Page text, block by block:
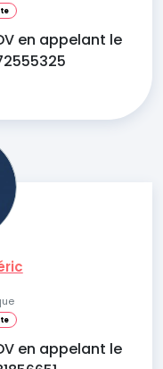
en appelant le
en appelant le